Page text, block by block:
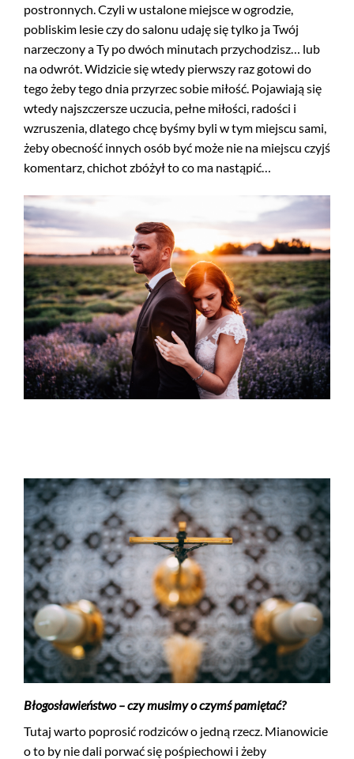
postronnych. Czyli w ustalone miejsce w ogrodzie,
pobliskim lesie czy do salonu udaję się tylko ja Twój
narzeczony a Ty po dwóch minutach przychodzisz… lub
na odwrót. Widzicie się wtedy pierwszy raz gotowi do
tego żeby tego dnia przyrzec sobie miłość. Pojawiają się
wtedy najszczersze uczucia, pełne miłości, radości i
wzruszenia, dlatego chcę byśmy byli w tym miejscu sami,
żeby obecność innych osób być może nie na miejscu czyjś
komentarz, chichot zbóżył to co ma nastąpić…
Błogosławieństwo – czy musimy o czymś pamiętać?
Tutaj warto poprosić rodziców o jedną rzecz. Mianowicie
o to by nie dali porwać się pośpiechowi i żeby